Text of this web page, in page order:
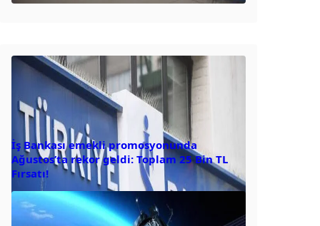
İş Bankası emekli promosyonunda
Ağustos’ta rekor geldi: Toplam 25 Bin TL
Fırsatı!